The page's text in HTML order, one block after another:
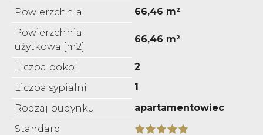
Powierzchnia
66,46 m²
Powierzchnia
użytkowa [m2]
66,46 m²
Liczba pokoi
2
Liczba sypialni
1
Rodzaj budynku
apartamentowiec
Standard